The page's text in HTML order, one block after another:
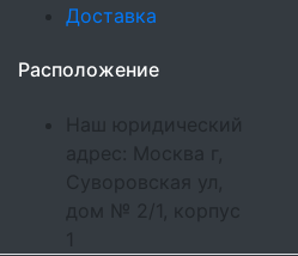
Доставка
Расположение
Наш юридический
адрес: Москва г,
Суворовская ул,
дом № 2/1, корпус